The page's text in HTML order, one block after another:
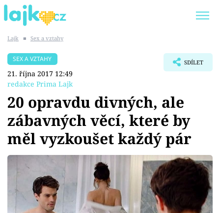
SHOPAHOLICADEL
Témata
Showbyznys
Youtubeři
Virály
Lajk ■ Sex a vztahy
SEX A VZTAHY
21. října 2017 12:49
redakce Prima Lajk
SDÍLET
20 opravdu divných, ale
zábavných věcí, které by
měl vyzkoušet každý pár